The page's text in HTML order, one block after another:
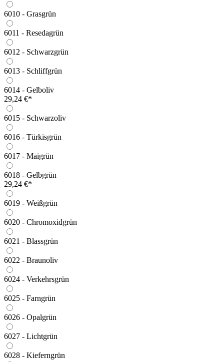
6010 - Grasgrün
6011 - Resedagrün
6012 - Schwarzgrün
6013 - Schliffgrün
6014 - Gelboliv
29,24 €*
6015 - Schwarzoliv
6016 - Türkisgrün
6017 - Maigrün
6018 - Gelbgrün
29,24 €*
6019 - Weißgrün
6020 - Chromoxidgrün
6021 - Blassgrün
6022 - Braunoliv
6024 - Verkehrsgrün
6025 - Farngrün
6026 - Opalgrün
6027 - Lichtgrün
6028 - Kieferngrün